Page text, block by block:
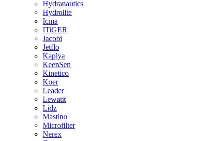
Hydranautics
Hydrolite
Icma
ITiGER
Jacobi
Jetflo
Kaplya
KeenSen
Kinetico
Koer
Leader
Lewatit
Lidz
Mastino
Microfilter
Nerex